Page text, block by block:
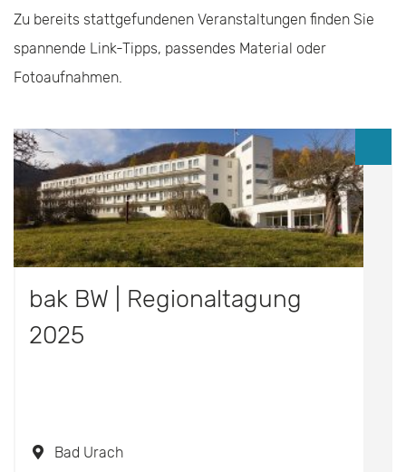
Zu bereits stattgefundenen Veranstaltungen finden Sie
spannende Link-Tipps, passendes Material oder
Fotoaufnahmen.
bak BW | Regionaltagung
2025
Bad Urach